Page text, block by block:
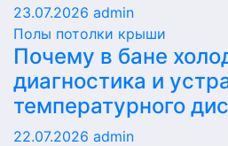
23.07.2026 admin
Полы потолки крыши
Почему в бане
диагностика и
температурного
22.07.2026 admin